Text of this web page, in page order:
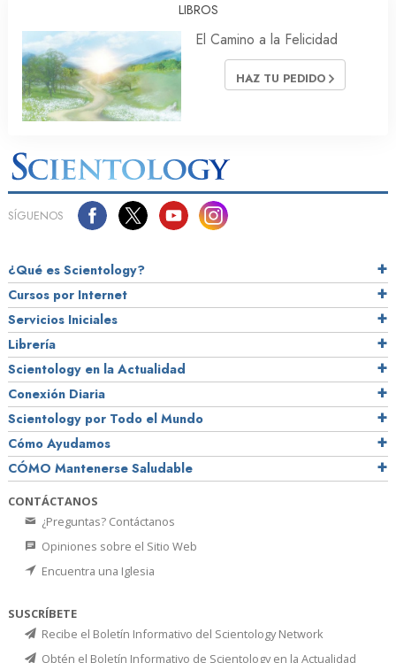
LIBROS
El Camino a la Felicidad
HAZ TU PEDIDO
SÍGUENOS
¿Qué es Scientology?
Cursos por Internet
Servicios Iniciales
Librería
Scientology en la Actualidad
Conexión Diaria
Scientology por Todo el Mundo
Cómo Ayudamos
CÓMO Mantenerse Saludable
CONTÁCTANOS
¿Preguntas? Contáctanos
Opiniones sobre el Sitio Web
Encuentra una Iglesia
SUSCRÍBETE
Recibe el Boletín Informativo del Scientology Network
Obtén el Boletín Informativo de Scientology en la Actualidad